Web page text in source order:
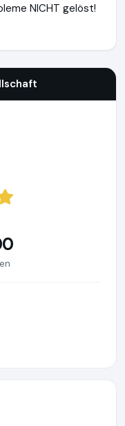
NICHT gelöst!